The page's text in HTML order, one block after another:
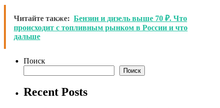
Читайте также: Бензин и дизель выше 70 ₽. Что
происходит с топливным рынком в России и что
дальше
Поиск
Поиск
Recent Posts